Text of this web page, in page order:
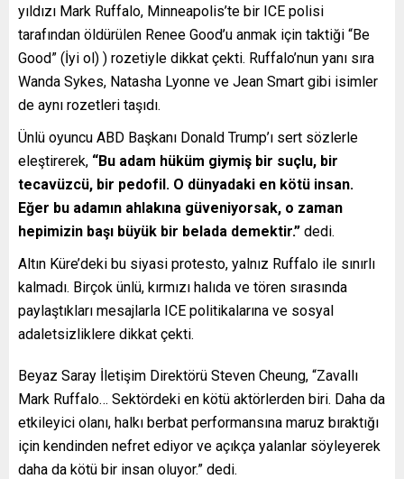
yıldızı Mark Ruffalo, Minneapolis’te bir ICE polisi
tarafından öldürülen Renee Good’u anmak için taktiği “Be
Good” (İyi ol) ) rozetiyle dikkat çekti. Ruffalo’nun yanı sıra
Wanda Sykes, Natasha Lyonne ve Jean Smart gibi isimler
de aynı rozetleri taşıdı.
Ünlü oyuncu ABD Başkanı Donald Trump’ı sert sözlerle
eleştirerek, “Bu adam hüküm giymiş bir suçlu, bir
tecavüzcü, bir pedofil. O dünyadaki en kötü insan.
Eğer bu adamın ahlakına güveniyorsak, o zaman
hepimizin başı büyük bir belada demektir.” dedi.
Altın Küre’deki bu siyasi protesto, yalnız Ruffalo ile sınırlı
kalmadı. Birçok ünlü, kırmızı halıda ve tören sırasında
paylaştıkları mesajlarla ICE politikalarına ve sosyal
adaletsizliklere dikkat çekti.
Beyaz Saray İletişim Direktörü Steven Cheung, “Zavallı
Mark Ruffalo… Sektördeki en kötü aktörlerden biri. Daha da
etkileyici olanı, halkı berbat performansına maruz bıraktığı
için kendinden nefret ediyor ve açıkça yalanlar söyleyerek
daha da kötü bir insan oluyor.” dedi.